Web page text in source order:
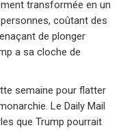
transformée en un
coûtant des
de plonger
a sa cloche de
semaine pour flatter
Le Daily Mail
que Trump pourrait